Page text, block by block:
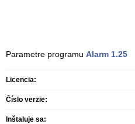
Parametre programu Alarm 1.25
Licencia:
Číslo verzie:
Inštaluje sa: